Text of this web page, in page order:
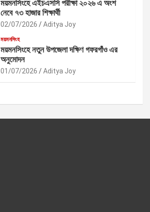
ময়মনসিংহে এইচএসসি পরীক্ষা ২০২৬ এ অংশ
নেবে ৭৩ হাজার শিক্ষার্থী
02/07/2026 Aditya Joy
ময়মনসিংহ
ময়মনসিংহে নতুন উপজেলা দক্ষিণ গফরগাঁও এর
অনুমোদন
01/07/2026 Aditya Joy